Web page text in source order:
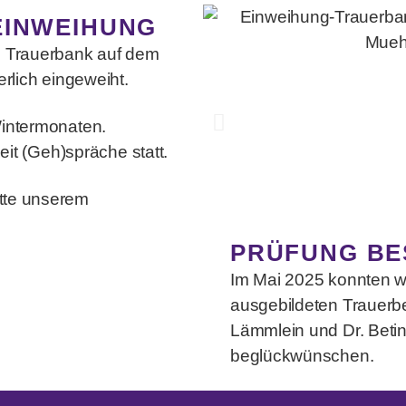
auf dem
eingeweiht.
(Geh)spräche statt.
unserem
PRÜFUNG
Im Mai 2025 konnten
ausgebildeten
Lämmlein und Dr.
beglückwünschen.